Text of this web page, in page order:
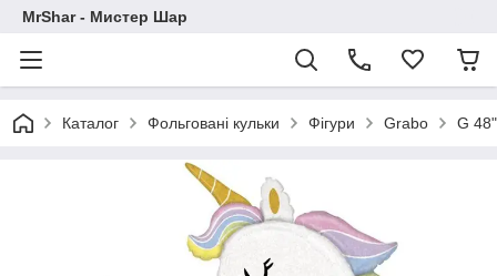
MrShar - Мистер Шар
Каталог Фольговані кульки Фігури Grabo G